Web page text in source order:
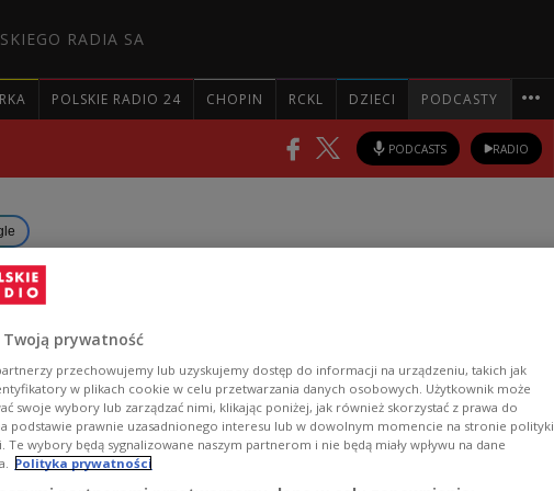
RADIA SA
POLSKIE RADIO 24 CHOPIN RCKL DZIECI PODCASTY
PODCASTS RADIO
Poland: November data
rate increased to 4.3% in November compared to 4.1%
to the National Bank of Poland.
Twoją prywatność
przechowujemy lub uzyskujemy dostęp do informacji na urządzeniu, takich jak
w plikach cookie w celu przetwarzania danych osobowych. Użytkownik może
swoje wybory lub zarządzać nimi, klikając poniżej, jak również skorzystać z prawa do
podstawie prawnie uzasadnionego interesu lub w dowolnym momencie na stronie polityki
Te wybory będą sygnalizowane naszym partnerom i nie będą miały wpływu na dane
Polityka prywatności